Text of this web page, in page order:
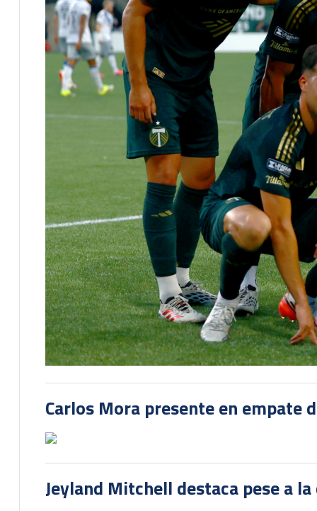
Carlos Mora presente en empate
Jeyland Mitchell destaca pese a